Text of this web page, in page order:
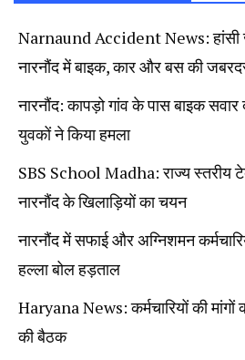
Narnaund Accident News: हांसी
नारनौंद में बाइक, कार और बस की
नारनौंद: कापड़ो गांव के पास बाइक सवार
युवकों ने किया हमला
SBS School Madha: राज्य स्तरीय
नारनौंद के खिलाड़ियों का चयन
नारनौंद में सफाई और अग्निशमन
हल्ला बोल हड़ताल
Haryana News: कर्मचारियों की मांगों
की बैठक